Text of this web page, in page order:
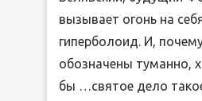
вызывает огонь на
гиперболоид. И,
обозначены туманно,
бы …святое дело